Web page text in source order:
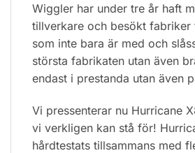
Wiggler har under tre år haft
tillverkare och besökt fabriker
som inte bara är med och
största fabrikaten utan även
endast i prestanda utan även
Vi pressenterar nu Hurricane
vi verkligen kan stå för!
hårdtestats tillsammans med